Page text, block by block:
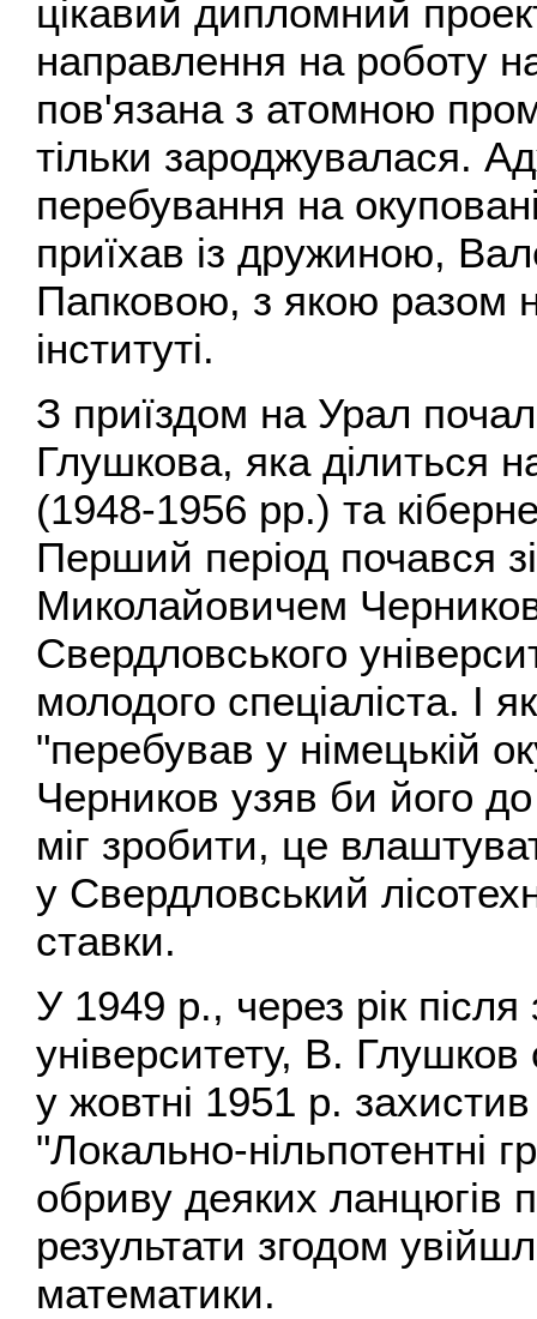
цікавий дипломний
направлення на роботу
пов'язана з атомною
тільки зароджувалася.
перебування на
приїхав із дружиною,
Папковою, з якою разом
інституті.
З приїздом на Урал
Глушкова, яка ділиться
(1948-1956 pp.) та
Перший період почався
Миколайовичем
Свердловського
молодого спеціаліста. І
"перебував у німецькій
Черников узяв би його
міг зробити, це
у Свердловський
ставки.
У 1949 p., через рік після
університету, В.
у жовтні 1951 р.
"Локально-нільпотентні
обриву деяких ланцюгів
результати згодом
математики.